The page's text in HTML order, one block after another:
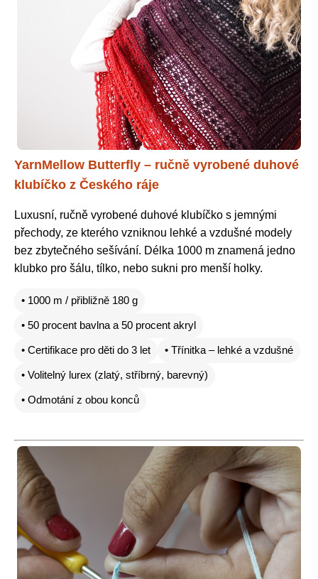
YarnMellow Butterfly – ručně vyrobené duhové
klubíčko z Českého ráje
Luxusní, ručně vyrobené duhové klubíčko s jemnými
přechody, ze kterého vzniknou lehké a vzdušné modely
bez zbytečného sešívání. Délka 1000 m znamená jedno
klubko pro šálu, tílko, nebo sukni pro menší holky.
• 1000 m / přibližně 180 g
• 50 procent bavlna a 50 procent akryl
• Certifikace pro děti do 3 let • Třínitka – lehké a vzdušné
• Volitelný lurex (zlatý, stříbrný, barevný)
• Odmotání z obou konců